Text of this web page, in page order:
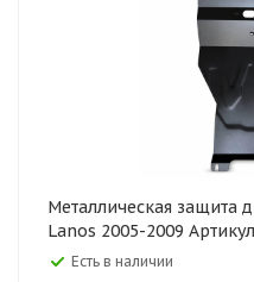
Металлическая защита
Lanos 2005-2009
Есть в наличии